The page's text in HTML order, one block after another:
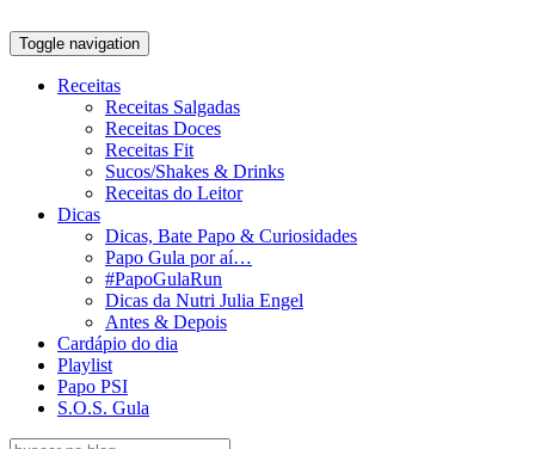
Toggle navigation
Receitas
Receitas Salgadas
Receitas Doces
Receitas Fit
Sucos/Shakes & Drinks
Receitas do Leitor
Dicas
Dicas, Bate Papo & Curiosidades
Papo Gula por aí…
#PapoGulaRun
Dicas da Nutri Julia Engel
Antes & Depois
Cardápio do dia
Playlist
Papo PSI
S.O.S. Gula